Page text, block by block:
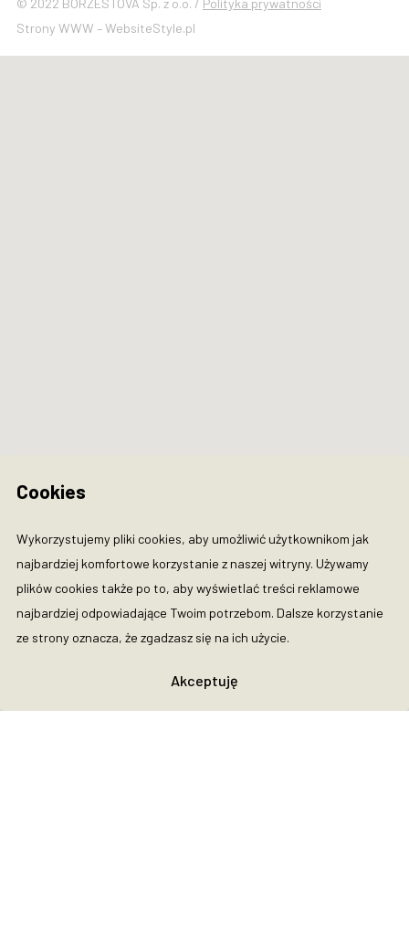
Cookies
Wykorzystujemy pliki cookies, aby umożliwić użytkownikom jak
najbardziej komfortowe korzystanie z naszej witryny. Używamy
plików cookies także po to, aby wyświetlać treści reklamowe
najbardziej odpowiadające Twoim potrzebom. Dalsze korzystanie
ze strony oznacza, że zgadzasz się na ich użycie.
Akceptuję
Strony WWW – WebsiteStyle.pl